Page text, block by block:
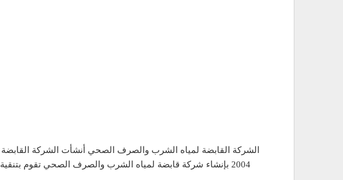
2004 بإنشاء شركة قابضة لمياه الشرب والصرف الصحي تقوم